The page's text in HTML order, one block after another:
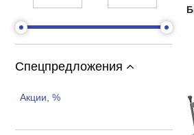
Спецпредложения
Акции, %